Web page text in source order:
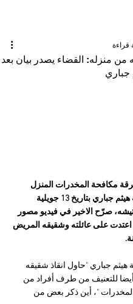
من منزله: القضاء يصدر بيان بعد
جباري
مكافحة المخدرات المنزل
العائلي للضحية هيثم جباري بتاريخ 13 جويلية
صرّح الاخير في فيديو مصور
على عائلته وشقيقه المريض
جباري "حاول انقاذ شقيقه
للتعنيف من طرف أفراد من
"، أين ذكر بعض من